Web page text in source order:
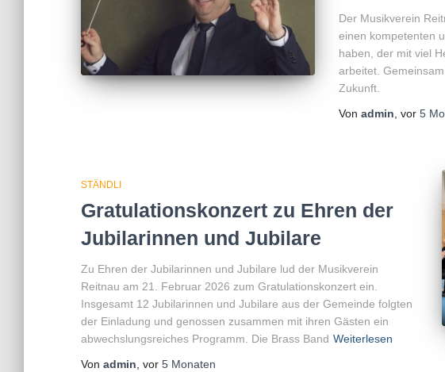
Der Musikverein
einen kompetenten
haben, der mit viel
arbeitet.
Zukunft.
Von admin, vor 5
STÄNDLI
Gratulationskonzert zu Ehren der
Jubilarinnen und Jubilare
Zu Ehren der Jubilarinnen und Jubilare lud der Musikverein
Reitnau am 21. Februar 2026 zum Gratulationskonzert ein.
Insgesamt 12 Jubilarinnen und Jubilare aus der Gemeinde folgten
der Einladung und genossen zusammen mit ihren Gästen ein
abwechslungsreiches Programm. Die Brass Band Weiterlesen
Von admin, vor 5 Monaten